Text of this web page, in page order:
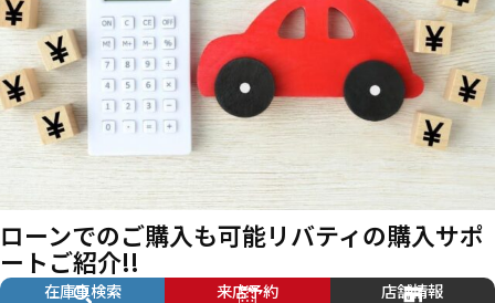
ローンでのご購入も可能リバティの購入サポ
ートご紹介!!
在庫車検索 来店予約 店舗情報